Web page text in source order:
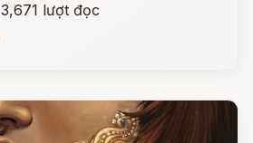
3,671 lượt đọc